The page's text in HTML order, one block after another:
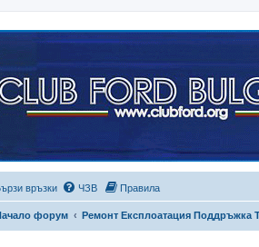
връзки ЧЗВ Правила
форум Ремонт Експлоатация Поддръжка